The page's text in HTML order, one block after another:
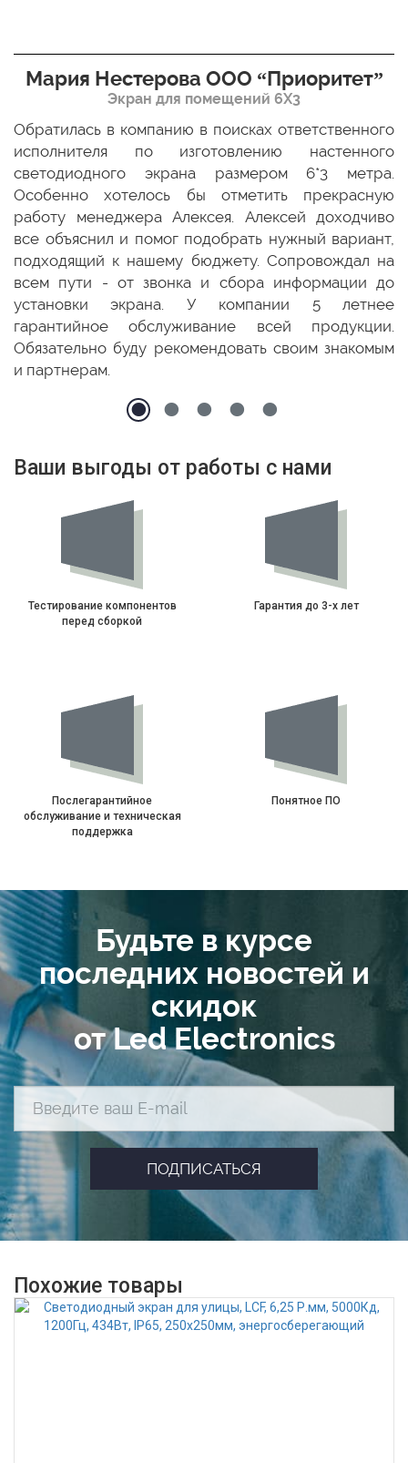
Мария Нестерова ООО “Приоритет”
Экран для помещений 6Х3
Обратилась в компанию в поисках ответственного
исполнителя по изготовлению настенного
светодиодного экрана размером 6*3 метра.
Особенно хотелось бы отметить прекрасную
работу менеджера Алексея. Алексей доходчиво
все объяснил и помог подобрать нужный вариант,
подходящий к нашему бюджету. Сопровождал на
всем пути - от звонка и сбора информации до
установки экрана. У компании 5 летнее
гарантийное обслуживание всей продукции.
Обязательно буду рекомендовать своим знакомым
и партнерам.
Ваши выгоды от работы с нами
Тестирование компонентов
перед сборкой
Гарантия до 3-х лет
Послегарантийное
обслуживание и техническая
поддержка
Понятное ПО
Будьте в курсе
последних новостей и
скидок
от Led Electronics
Похожие товары